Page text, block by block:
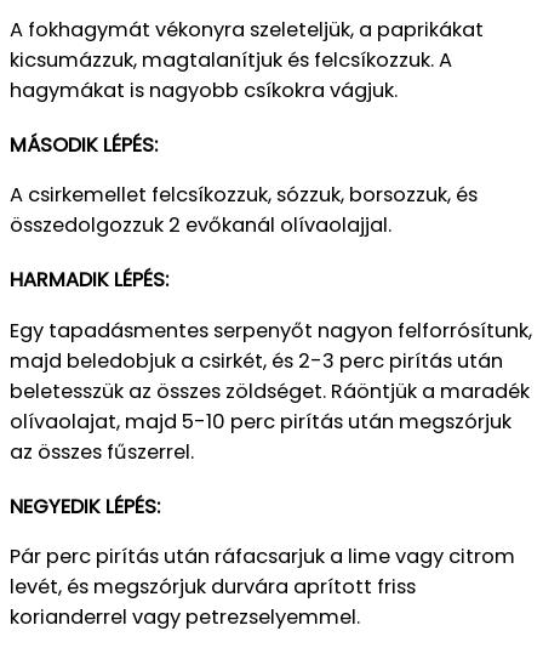
A fokhagymát vékonyra szeleteljük, a paprikákat
kicsumázzuk, magtalanítjuk és felcsíkozzuk. A
hagymákat is nagyobb csíkokra vágjuk.
MÁSODIK LÉPÉS:
A csirkemellet felcsíkozzuk, sózzuk, borsozzuk, és
összedolgozzuk 2 evőkanál olívaolajjal.
HARMADIK LÉPÉS:
Egy tapadásmentes serpenyőt nagyon felforrósítunk,
majd beledobjuk a csirkét, és 2-3 perc pirítás után
beletesszük az összes zöldséget. Ráöntjük a maradék
olívaolajat, majd 5-10 perc pirítás után megszórjuk
az összes fűszerrel.
NEGYEDIK LÉPÉS:
Pár perc pirítás után ráfacsarjuk a lime vagy citrom
levét, és megszórjuk durvára aprított friss
korianderrel vagy petrezselyemmel.